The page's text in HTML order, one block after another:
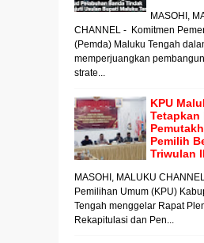
MASOHI,
CHANNEL - Komitmen
(Pemda) Maluku Tengah
memperjuangkan
strate...
KPU
Tetapkan
Pemilih
Triwulan
MASOHI, MALUKU
Pemilihan Umum (KPU)
Tengah menggelar Rapat
Rekapitulasi dan Pen...